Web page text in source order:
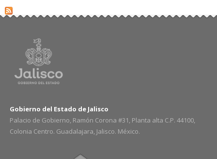
Gobierno del Estado de Jalisco
Palacio de Gobierno, Ramón Corona #31, Planta alta C.P. 44100,
Colonia Centro. Guadalajara, Jalisco. México.